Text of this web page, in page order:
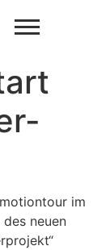
im
neuen